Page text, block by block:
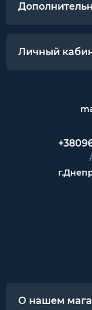
Личный
О нашем